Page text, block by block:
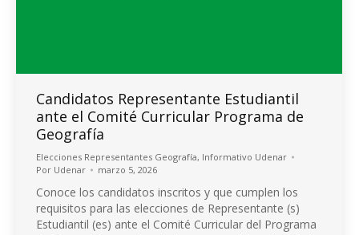
Candidatos Representante Estudiantil
ante el Comité Curricular Programa de
Geografía
Elecciones Representantes Geografía, Informativo Udenar
Por Udenar marzo 5, 2026
Conoce los candidatos inscritos y que cumplen los
requisitos para las elecciones de Representante (s)
Estudiantil (es) ante el Comité Curricular del Programa